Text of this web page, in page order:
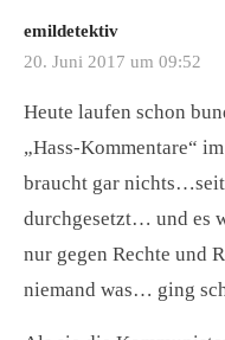
emildetektiv
20. Juni 2017 um 09:52
Heute laufen schon
„Hass-Kommentare“
braucht gar
durchgesetzt… und es
nur gegen Rechte und
niemand was… ging